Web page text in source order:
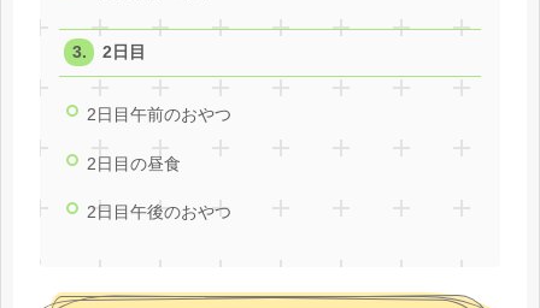
2日目
2日目午前のおやつ
2日目の昼食
2日目午後のおやつ